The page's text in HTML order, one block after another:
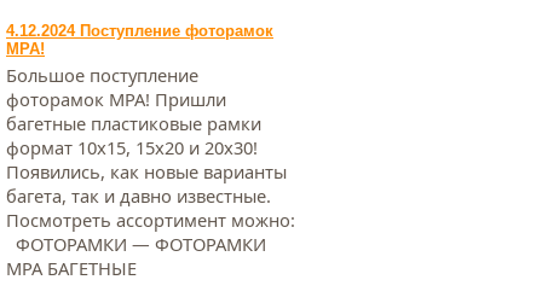
4.12.2024 Поступление фоторамок
МРА!
Большое поступление
фоторамок МРА! Пришли
багетные пластиковые рамки
формат 10х15, 15х20 и 20х30!
Появились, как новые варианты
багета, так и давно известные.
Посмотреть ассортимент можно:
ФОТОРАМКИ — ФОТОРАМКИ
МРА БАГЕТНЫЕ